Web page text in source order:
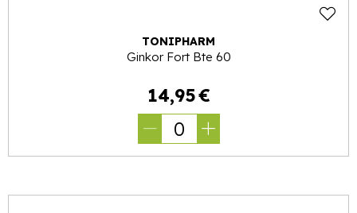
TONIPHARM
Ginkor Fort Bte 60
14,95€
0